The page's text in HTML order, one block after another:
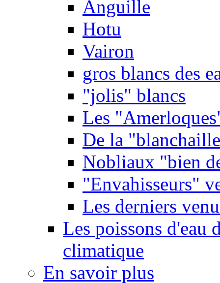
Anguille
Hotu
Vairon
gros blancs des
"jolis" blancs
Les
De la
Nobliaux "bien
"Envahisseurs"
Les derniers
Les poissons d'eau
climatique
En savoir plus